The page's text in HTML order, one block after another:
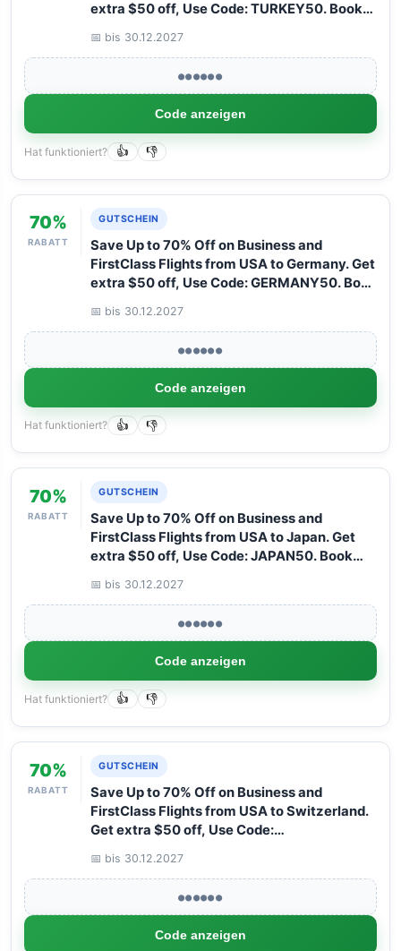
extra $50 off, Use Code: TURKEY50. Book
📅 bis 30.12.2027
●●●●●●
Code anzeigen
Hat funktioniert? 👍 👎
70%
RABATT
GUTSCHEIN
Save Up to 70% Off on Business and
FirstClass Flights from USA to Germany. Get
extra $50 off, Use Code: GERMANY50. Book
📅 bis 30.12.2027
●●●●●●
Code anzeigen
Hat funktioniert? 👍 👎
70%
RABATT
GUTSCHEIN
Save Up to 70% Off on Business and
FirstClass Flights from USA to Japan. Get
extra $50 off, Use Code: JAPAN50. Book
📅 bis 30.12.2027
●●●●●●
Code anzeigen
Hat funktioniert? 👍 👎
70%
RABATT
GUTSCHEIN
Save Up to 70% Off on Business and
FirstClass Flights from USA to Switzerland.
Get extra $50 off, Use Code:
with Arangrant!
📅 bis 30.12.2027
●●●●●●
Code anzeigen